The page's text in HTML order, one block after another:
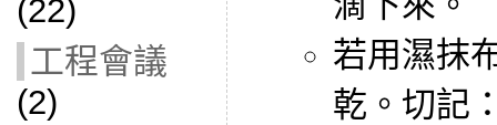
(22)
工程會議
(2)
若用濕抹
乾。切記